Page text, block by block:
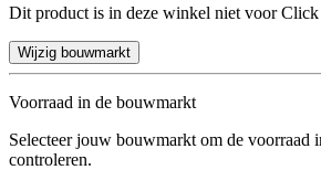
Dit product is in deze winkel niet voor
Wijzig bouwmarkt
Voorraad in de bouwmarkt
Selecteer jouw bouwmarkt om de voorraad
controleren.